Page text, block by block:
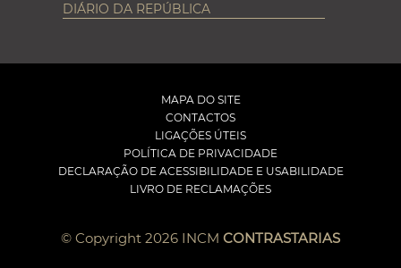
DIÁRIO DA REPÚBLICA
MAPA DO SITE
CONTACTOS
LIGAÇÕES ÚTEIS
POLÍTICA DE PRIVACIDADE
DECLARAÇÃO DE ACESSIBILIDADE E USABILIDADE
LIVRO DE RECLAMAÇÕES
© Copyright 2026 INCM CONTRASTARIAS